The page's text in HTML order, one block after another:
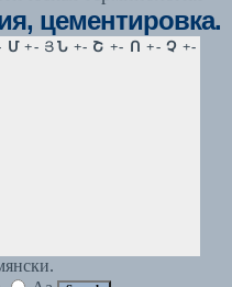
цементировка.